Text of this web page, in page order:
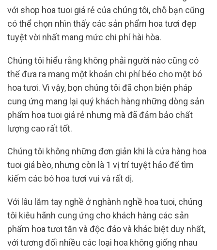
với shop hoa tuoi giá rẻ của chúng tôi, chỗ bạn cũng
có thể chọn nhìn thấy các sản phẩm hoa tươi đẹp
tuyệt vời nhất mang mức chi phí hài hòa.
Chúng tôi hiểu rằng không phải người nào cũng có
thể đưa ra mang một khoản chi phí béo cho một bó
hoa tươi. Vì vậy, bọn chúng tôi đã chọn biện pháp
cung ứng mang lại quý khách hàng những dòng sản
phẩm hoa tuoi giá rẻ nhưng mà đã đảm bảo chất
lượng cao rất tốt.
Chúng tôi không những đơn giản khi là cửa hàng hoa
tuoi giá bèo, nhưng còn là 1 vị trí tuyệt hảo để tìm
kiếm các bó hoa tươi vui và rất dị.
Với lâu lăm tay nghề ở nghành nghề hoa tuoi, chúng
tôi kiêu hãnh cung ứng cho khách hàng các sản
phẩm hoa tươi tắn và độc đáo và khác biệt duy nhất,
với tương đối nhiều các loại hoa không giống nhau